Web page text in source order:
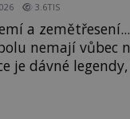
3.6TIS
a
nemají vůbec
je dávné
psychicky
vzájemně